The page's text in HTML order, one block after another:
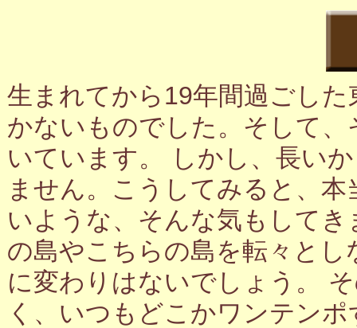
生まれてから19年間過ごし
かないものでした。そして
いています。 しかし、長い
ません。こうしてみると、
いような、そんな気もして
の島やこちらの島を転々と
に変わりはないでしょう。
く、いつもどこかワンテン